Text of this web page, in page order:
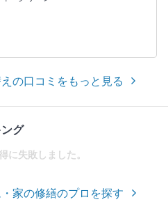
の口コミをもっと見る
グ
に失敗しました。
家の修繕のプロを探す